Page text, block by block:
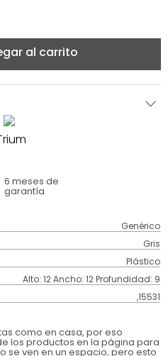
al carrito
6 meses de
garantía
Genérico
Gris
Plástico
Alto: 12 Ancho: 12 Profundidad: 9
,15531
como en casa, por eso
los productos en la página para
se ven en un espacio, pero esto